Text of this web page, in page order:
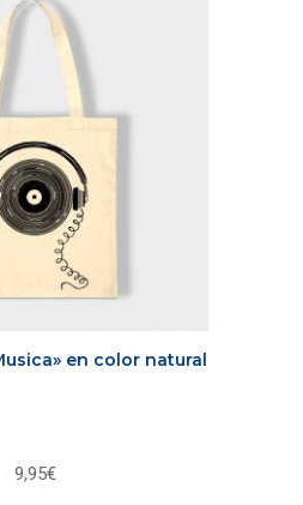
en color natural
9,95€